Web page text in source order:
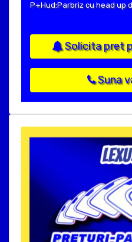
P+Hud:Parbriz cu head up
Solicita pret
Suna